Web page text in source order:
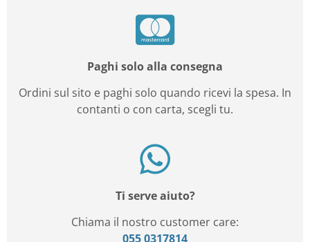
Paghi solo alla consegna
Ordini sul sito e paghi solo quando ricevi la spesa. In
contanti o con carta, scegli tu.
Ti serve aiuto?
Chiama il nostro customer care:
055 0317814